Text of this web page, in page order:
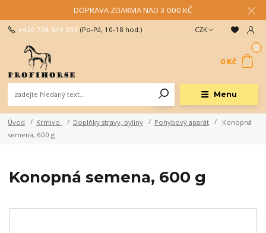
DOPRAVA ZDARMA NAD 3 000 KČ
Menu
CZK
+420 734 845 393 (Po-Pá, 10-18 hod.)
0
0 Kč
Úvod Krmivo Doplňky stravy, byliny Pohybový aparát
Konopná
semena, 600 g
Konopná semena, 600 g